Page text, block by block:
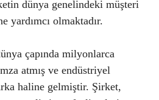
dünya genelindeki müşteri
yardımcı olmaktadır.
çapında milyonlarca
atmış ve endüstriyel
haline gelmiştir. Şirket,